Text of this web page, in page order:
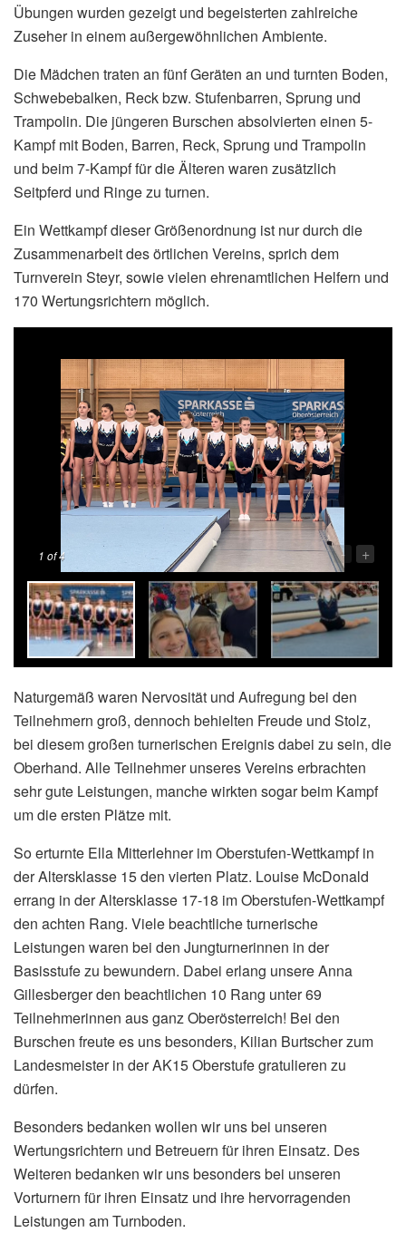
Übungen wurden gezeigt und begeisterten zahlreiche
Zuseher in einem außergewöhnlichen Ambiente.
Die Mädchen traten an fünf Geräten an und turnten Boden,
Schwebebalken, Reck bzw. Stufenbarren, Sprung und
Trampolin. Die jüngeren Burschen absolvierten einen 5-
Kampf mit Boden, Barren, Reck, Sprung und Trampolin
und beim 7-Kampf für die Älteren waren zusätzlich
Seitpferd und Ringe zu turnen.
Ein Wettkampf dieser Größenordnung ist nur durch die
Zusammenarbeit des örtlichen Vereins, sprich dem
Turnverein Steyr, sowie vielen ehrenamtlichen Helfern und
170 Wertungsrichtern möglich.
1 of 4 - +
Naturgemäß waren Nervosität und Aufregung bei den
Teilnehmern groß, dennoch behielten Freude und Stolz,
bei diesem großen turnerischen Ereignis dabei zu sein, die
Oberhand. Alle Teilnehmer unseres Vereins erbrachten
sehr gute Leistungen, manche wirkten sogar beim Kampf
um die ersten Plätze mit.
So erturnte Ella Mitterlehner im Oberstufen-Wettkampf in
der Altersklasse 15 den vierten Platz. Louise McDonald
errang in der Altersklasse 17-18 im Oberstufen-Wettkampf
den achten Rang. Viele beachtliche turnerische
Leistungen waren bei den Jungturnerinnen in der
Basisstufe zu bewundern. Dabei erlang unsere Anna
Gillesberger den beachtlichen 10 Rang unter 69
Teilnehmerinnen aus ganz Oberösterreich! Bei den
Burschen freute es uns besonders, Kilian Burtscher zum
Landesmeister in der AK15 Oberstufe gratulieren zu
dürfen.
Besonders bedanken wollen wir uns bei unseren
Wertungsrichtern und Betreuern für ihren Einsatz. Des
Weiteren bedanken wir uns besonders bei unseren
Vorturnern für ihren Einsatz und ihre hervorragenden
Leistungen am Turnboden.